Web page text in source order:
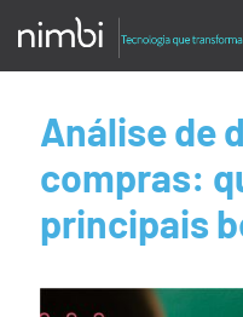
Análise de
compras:
principais